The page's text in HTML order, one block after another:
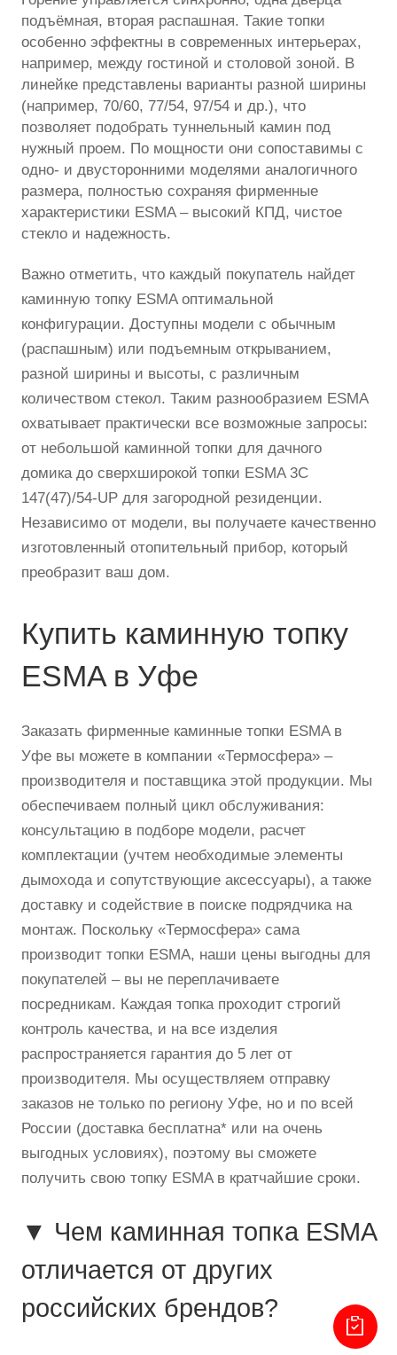
подъёмная, вторая распашная. Такие топки
особенно эффектны в современных интерьерах,
например, между гостиной и столовой зоной. В
линейке представлены варианты разной ширины
(например, 70/60, 77/54, 97/54 и др.), что
позволяет подобрать туннельный камин под
нужный проем. По мощности они сопоставимы с
одно- и двусторонними моделями аналогичного
размера, полностью сохраняя фирменные
характеристики ESMA – высокий КПД, чистое
стекло и надежность.
Важно отметить, что каждый покупатель найдет
каминную топку ESMA оптимальной
конфигурации. Доступны модели с обычным
(распашным) или подъемным открыванием,
разной ширины и высоты, с различным
количеством стекол. Таким разнообразием ESMA
охватывает практически все возможные запросы:
от небольшой каминной топки для дачного
домика до сверхширокой топки ESMA 3С
147(47)/54-UP для загородной резиденции.
Независимо от модели, вы получаете качественно
изготовленный отопительный прибор, который
преобразит ваш дом.
Купить каминную топку
ESMA в Уфе
Заказать фирменные каминные топки ESMA в
Уфе вы можете в компании «Термосфера» –
производителя и поставщика этой продукции. Мы
обеспечиваем полный цикл обслуживания:
консультацию в подборе модели, расчет
комплектации (учтем необходимые элементы
дымохода и сопутствующие аксессуары), а также
доставку и содействие в поиске подрядчика на
монтаж. Поскольку «Термосфера» сама
производит топки ESMA, наши цены выгодны для
покупателей – вы не переплачиваете
посредникам. Каждая топка проходит строгий
контроль качества, и на все изделия
распространяется гарантия до 5 лет от
производителя. Мы осуществляем отправку
заказов не только по региону Уфе, но и по всей
России (доставка бесплатна* или на очень
выгодных условиях), поэтому вы сможете
получить свою топку ESMA в кратчайшие сроки.
▼ Чем каминная топка ESMA
отличается от других
российских брендов?